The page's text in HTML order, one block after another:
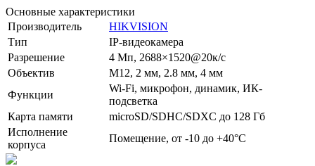
Основные характеристики
Производитель
HIKVISION
Тип
IP-видеокамера
Разрешение
4 Мп, 2688×1520@20к/с
Объектив
М12, 2 мм, 2.8 мм, 4 мм
Функции
Wi-Fi, микрофон, динамик, ИК-
подсветка
Карта памяти
microSD/SDHC/SDXC до 128 Гб
Исполнение
корпуса
Помещение, от -10 до +40°C